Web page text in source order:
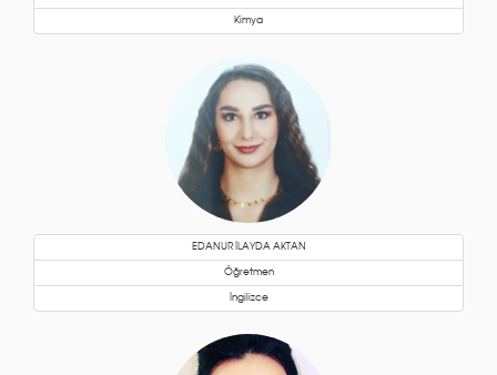
Kimya
EDANUR İLAYDA AKTAN
Öğretmen
İngilizce